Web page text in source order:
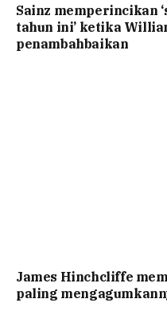
Sainz memperincikan
tahun ini’ ketika
penambahbaikan
James Hinchcliffe
paling